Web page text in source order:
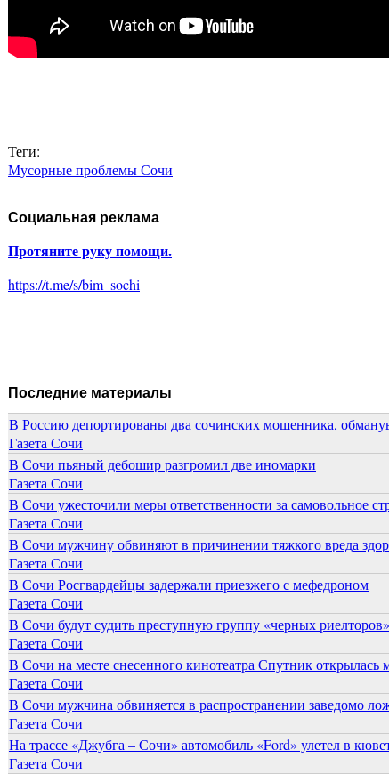
Теги:
Мусорные проблемы Сочи
Социальная реклама
Протяните руку помощи.
https://t.me/s/bim_sochi
Последние материалы
В Россию депортированы два сочинских мошенника,
Газета Сочи
В Сочи пьяный дебошир разгромил две иномарки
Газета Сочи
В Сочи ужесточили меры ответственности за самовольное
Газета Сочи
В Сочи мужчину обвиняют в причинении тяжкого вреда
Газета Сочи
В Сочи Росгвардейцы задержали приезжего с мефедроном
Газета Сочи
В Сочи будут судить преступную группу «черных риелторов»
Газета Сочи
В Сочи на месте снесенного кинотеатра Спутник открылась
Газета Сочи
В Сочи мужчина обвиняется в распространении заведомо
Газета Сочи
На трассе «Джубга – Сочи» автомобиль «Ford» улетел в
Газета Сочи